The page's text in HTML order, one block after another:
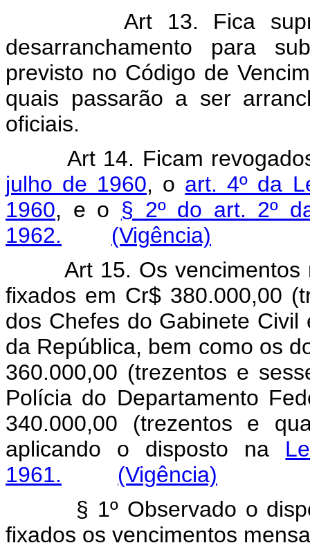
Art 13. Fica
desarranchamento para
previsto no Código de
quais passarão a ser
oficiais.
Art 14. Ficam
julho de 1960, o art. 4º da
1960, e o § 2º do art. 2º
1962.
(Vigência)
Art 15. Os
fixados em Cr$ 380.000,00
dos Chefes do Gabinete
da República, bem como os
360.000,00 (trezentos e
Polícia do Departamento
340.000,00 (trezentos e
aplicando o disposto na
1961.
(Vigência)
§ 1º Observado o
fixados os vencimentos